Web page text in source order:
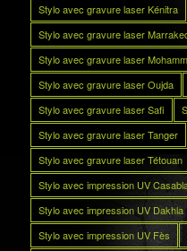
Stylo avec gravure laser Kénitra
Stylo avec gravure laser
Stylo avec gravure laser
Stylo avec gravure laser Oujda
Stylo avec gravure laser Safi
Stylo avec gravure laser Tanger
Stylo avec gravure laser Tétouan
Stylo avec impression UV
Stylo avec impression UV Dakhla
Stylo avec impression UV Fès